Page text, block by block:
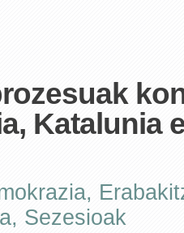
Katalunia
,
, Sezesioak